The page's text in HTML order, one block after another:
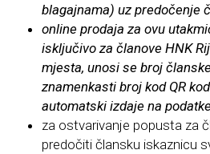
blagajnama) uz predočenje
online prodaja za ovu
isključivo za članove HNK
mjesta, unosi se broj
znamenkasti broj kod QR
automatski izdaje na
za ostvarivanje popusta za
predočiti člansku iskaznicu